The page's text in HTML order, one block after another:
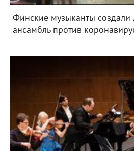
Финские музыканты
ансамбль против